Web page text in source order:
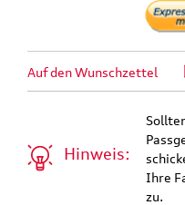
Auf den Wunschzettel
Hinweis:
Ihre
zu.